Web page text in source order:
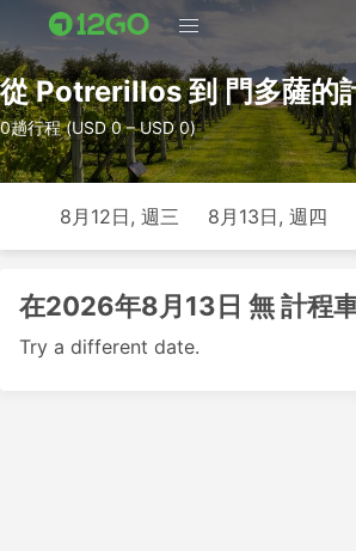
從 Potrerillos 到 門多薩的
0趟行程 (USD 0 – USD 0)
8月12日, 週三 8月13日, 週四
在2026年8月13日 無 計程
Try a different date.